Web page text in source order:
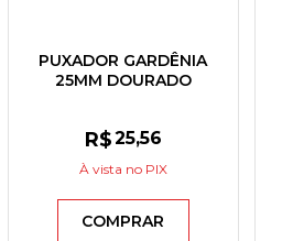
PUXADOR GARDÊNIA
25MM DOURADO
R$25,56
À vista no PIX
COMPRAR